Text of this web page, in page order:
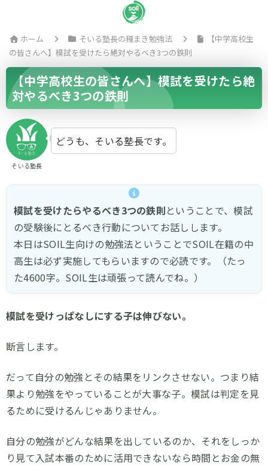
ホーム そいる塾長の種まき勉強法
【中学高校生
の皆さんへ】模試を受けたら絶対やるべき3つの鉄則
【中学高校生の皆さんへ】模試を受けたら絶
対やるべき3つの鉄則
そいる塾長
どうも、そいる塾長です。
模試を受けたらやるべき3つの鉄則ということで、模試
の受験後にとるべき行動についてお話しします。
本日はSOIL生向けの勉強法ということでSOIL在籍の中
高生は必ず実施してもらいますので必読です。（たっ
た4600字。SOIL生は頑張って読んでね。）
模試を受けっぱなしにする子は伸びない。
断言します。
だって自分の勉強とその結果をリンクさせない。つまり結
果より勉強をやっていることが大事な子。模試は判定を見
るために受けるんじゃありません。
自分の勉強がどんな結果を出しているのか、それをしっか
り見て入試本番のために活用できないなら時間とお金の無